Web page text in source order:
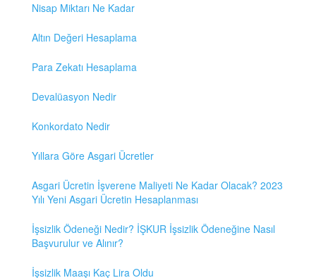
Nisap Miktarı Ne Kadar
Altın Değeri Hesaplama
Para Zekatı Hesaplama
Devalüasyon Nedir
Konkordato Nedir
Yıllara Göre Asgari Ücretler
Asgari Ücretin İşverene Maliyeti Ne Kadar Olacak? 2023
Yılı Yeni Asgari Ücretin Hesaplanması
İşsizlik Ödeneği Nedir? İŞKUR İşsizlik Ödeneğine Nasıl
Başvurulur ve Alınır?
İşsizlik Maaşı Kaç Lira Oldu